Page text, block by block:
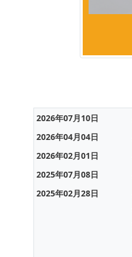
2026年07月10日
2026年04月04日
2026年02月01日
2025年07月08日
2025年02月28日